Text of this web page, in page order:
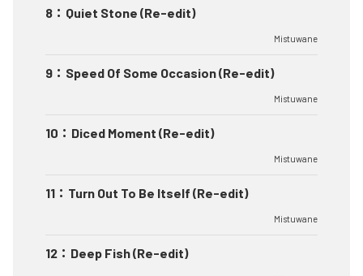
8 ： Quiet Stone (Re-edit)
Mistuwane
9 ： Speed Of Some Occasion (Re-edit)
Mistuwane
10 ： Diced Moment (Re-edit)
Mistuwane
11 ： Turn Out To Be Itself (Re-edit)
Mistuwane
12 ： Deep Fish (Re-edit)